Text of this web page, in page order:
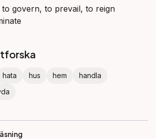
govern, to prevail, to reign
hata hus hem
handla